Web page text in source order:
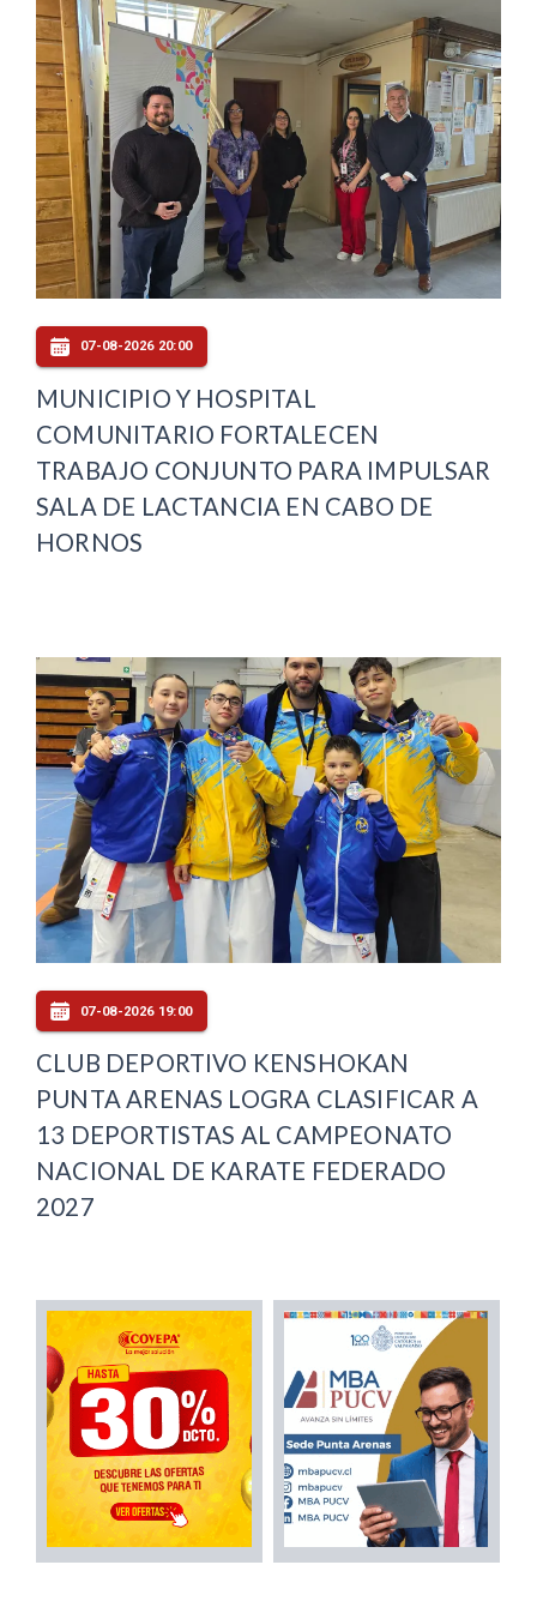
07-08-2026 20:00
MUNICIPIO Y HOSPITAL
COMUNITARIO FORTALECEN
TRABAJO CONJUNTO PARA IMPULSAR
SALA DE LACTANCIA EN CABO DE
HORNOS
07-08-2026 19:00
CLUB DEPORTIVO KENSHOKAN
PUNTA ARENAS LOGRA CLASIFICAR A
13 DEPORTISTAS AL CAMPEONATO
NACIONAL DE KARATE FEDERADO
2027